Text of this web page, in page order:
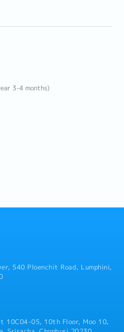
3-4 months)
540 Ploenchit Road, Lumphini,
10C04-05, 10th Floor, Moo 10,